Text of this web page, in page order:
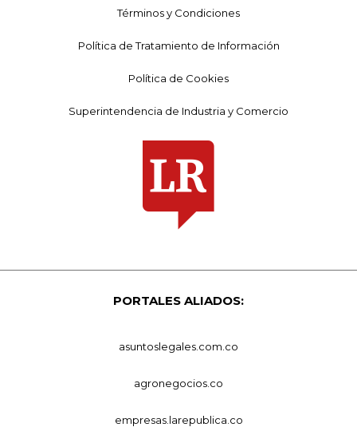
Términos y Condiciones
Política de Tratamiento de Información
Política de Cookies
Superintendencia de Industria y Comercio
PORTALES ALIADOS:
asuntoslegales.com.co
agronegocios.co
empresas.larepublica.co